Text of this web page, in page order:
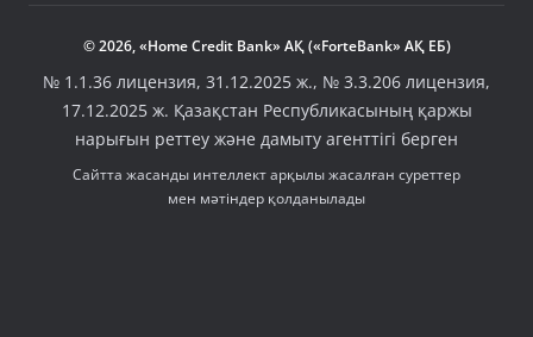
© 2026, «Home Credit Bank» АҚ («ForteBank» АҚ ЕБ)
№ 1.1.36 лицензия, 31.12.2025 ж., № 3.3.206 лицензия,
17.12.2025 ж. Қазақстан Республикасының қаржы
нарығын реттеу және дамыту агенттігі берген
Сайтта жасанды интеллект арқылы жасалған суреттер
мен мәтіндер қолданылады